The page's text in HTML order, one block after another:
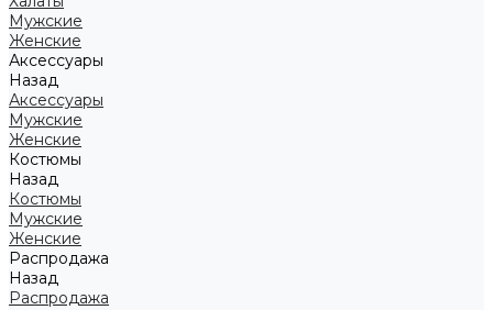
Мужские
Женские
Аксессуары
Назад
Аксессуары
Мужские
Женские
Костюмы
Назад
Костюмы
Мужские
Женские
Распродажа
Назад
Распродажа